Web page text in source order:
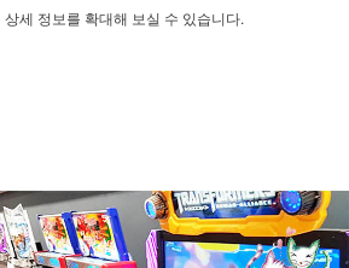
상세 정보를 확대해 보실 수 있습니다.